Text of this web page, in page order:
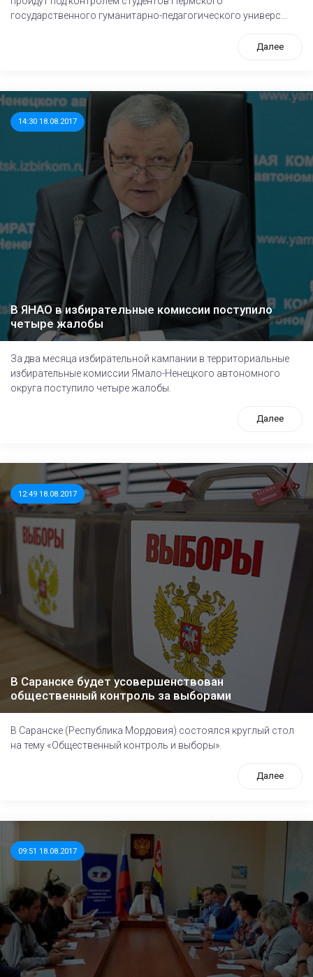
государственного гуманитарно-педагогического универс...
Далее
14:30 18.08.2017
В ЯНАО в избирательные комиссии поступило
четыре жалобы
За два месяца избирательной кампании в территориальные
избирательные комиссии Ямало-Ненецкого автономного
округа поступило четыре жалобы.
Далее
12:49 18.08.2017
В Саранске будет усовершенствован
общественный контроль за выборами
В Саранске (Республика Мордовия) состоялся круглый стол
на тему «Общественный контроль и выборы».
Далее
09:51 18.08.2017